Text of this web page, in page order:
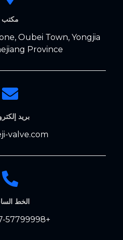
مكتب
Oubei Town, Yongjia
Province
بريد
valve.com
الخط
+86-0577-57799998